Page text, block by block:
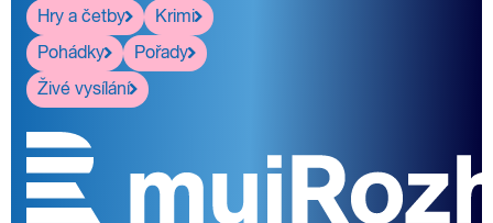
Hry a četby
Krimi
Pohádky
Pořady
Živé vysílání